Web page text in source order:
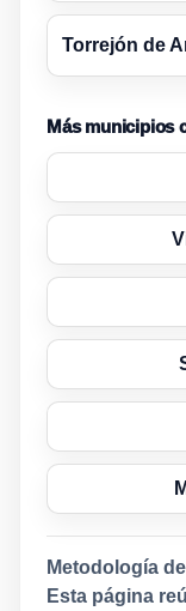
Torrejón de
Más municipios
Metodología
Esta página